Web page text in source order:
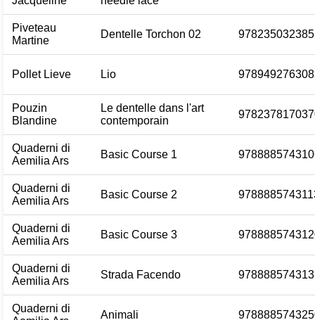
Piveteau
Martine
Dentelle Torchon 02
Pollet Lieve Lio
Pouzin
Blandine
Le dentelle dans l'art
contemporain
Quaderni di
Aemilia Ars
Basic Course 1
Quaderni di
Aemilia Ars
Basic Course 2
Quaderni di
Aemilia Ars
Basic Course 3
Quaderni di
Aemilia Ars
Strada Facendo
Quaderni di
Animali